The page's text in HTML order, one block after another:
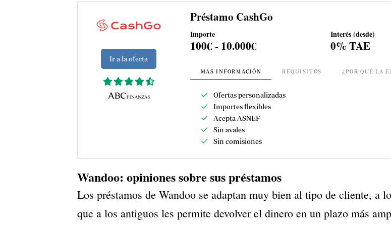
Ir a la oferta
Préstamo CashGo
Importe
100€ - 10.000€
Interés (desde)
0% TAE
MÁS INFORMACIÓN REQUISITOS ¿POR QUÉ LA
Ofertas personalizadas
Importes flexibles
Acepta ASNEF
Sin avales
Sin comisiones
Wandoo: opiniones sobre sus préstamos
Los préstamos de Wandoo se adaptan muy bien al tipo de cliente, a
que a los antiguos les permite devolver el dinero en un plazo más